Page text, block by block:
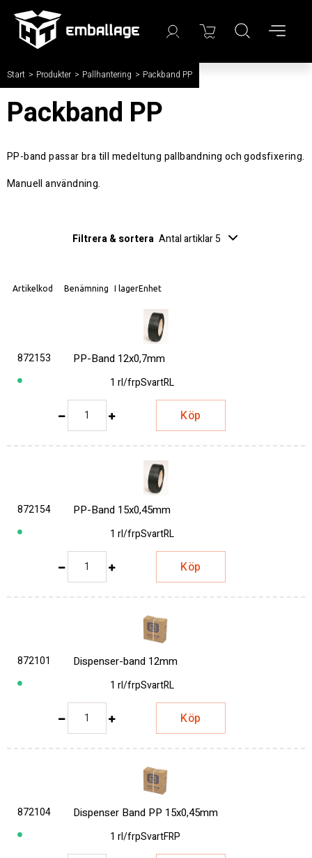
Start / Produkter / Pallhantering / Packband PP
Packband PP
PP-band passar bra till medeltung pallbandning och godsfixering.
Manuell användning.
Filtrera & sortera Antal artiklar 5
Artikelkod Benämning I lagerEnhet
872153 PP-Band 12x0,7mm
1 rl/frpSvartRL
Köp
872154 PP-Band 15x0,45mm
1 rl/frpSvartRL
Köp
872101 Dispenser-band 12mm
1 rl/frpSvartRL
Köp
872104 Dispenser Band PP 15x0,45mm
1 rl/frpSvartFRP